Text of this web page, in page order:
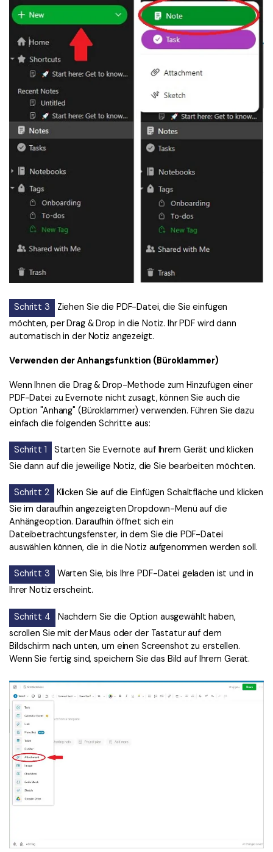
Schritt 3
Ziehen Sie die PDF-Datei, die Sie einfügen
möchten, per Drag & Drop in die Notiz. Ihr PDF wird dann
automatisch in der Notiz angezeigt.
Verwenden der Anhangsfunktion (Büroklammer)
Wenn Ihnen die Drag & Drop-Methode zum Hinzufügen einer
PDF-Datei zu Evernote nicht zusagt, können Sie auch die
Option "Anhang" (Büroklammer) verwenden. Führen Sie dazu
einfach die folgenden Schritte aus:
Schritt 1
Starten Sie Evernote auf Ihrem Gerät und klicken
Sie dann auf die jeweilige Notiz, die Sie bearbeiten möchten.
Schritt 2
Klicken Sie auf die Einfügen Schaltfläche und klicken
Sie im daraufhin angezeigten Dropdown-Menü auf die
Anhängeoption. Daraufhin öffnet sich ein
Dateibetrachtungsfenster, in dem Sie die PDF-Datei
auswählen können, die in die Notiz aufgenommen werden soll.
Schritt 3
Warten Sie, bis Ihre PDF-Datei geladen ist und in
Ihrer Notiz erscheint.
Schritt 4
Nachdem Sie die Option ausgewählt haben,
scrollen Sie mit der Maus oder der Tastatur auf dem
Bildschirm nach unten, um einen Screenshot zu erstellen.
Wenn Sie fertig sind, speichern Sie das Bild auf Ihrem Gerät.